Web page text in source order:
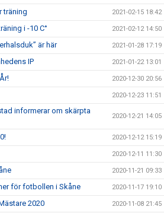
träning 2021-02-15 18:42
i -10 C° 2021-02-12 14:50
är här 2021-01-28 17:19
IP 2021-01-22 13:01
2020-12-30 20:56
2020-12-23 11:51
informerar om skärpta
2020-12-21 14:05
2020-12-12 15:19
2020-12-11 11:30
2020-11-21 09:33
för fotbollen i Skåne 2020-11-17 19:10
2020 2020-11-08 21:45